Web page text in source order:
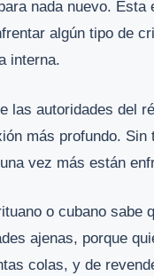
nada nuevo.
algún tipo de
interna.
las autoridades del
más profundo.
vez más están
o cubano sabe
ajenas, porque
colas, y de